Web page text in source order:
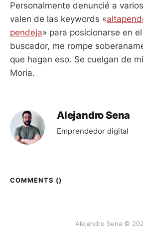
Personalmente denuncié a
valen de las keywords «
pendeja» para posicionarse en
buscador, me rompe
que hagan eso. Se cuelgan de
Moria.
Alejandro Sena
Emprendedor digital
COMMENTS ()
Alejandro Sena ©